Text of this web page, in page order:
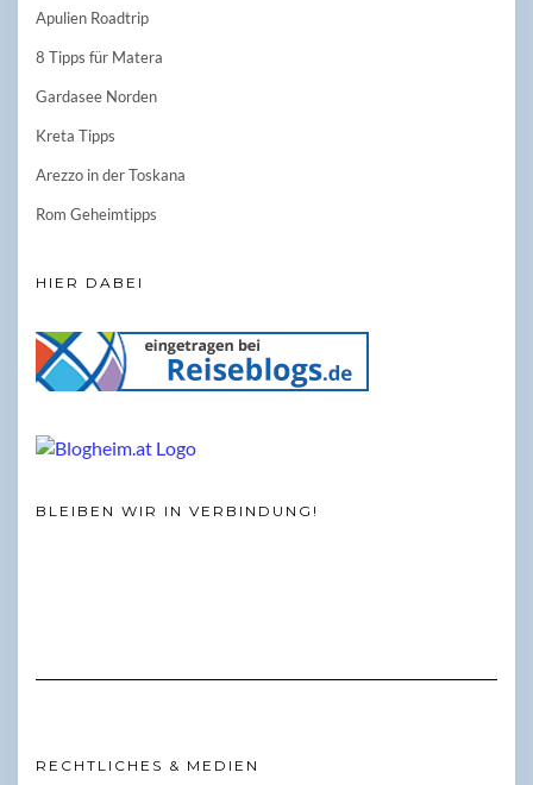
Apulien Roadtrip
8 Tipps für Matera
Gardasee Norden
Kreta Tipps
Arezzo in der Toskana
Rom Geheimtipps
HIER DABEI
BLEIBEN WIR IN VERBINDUNG!
RECHTLICHES & MEDIEN